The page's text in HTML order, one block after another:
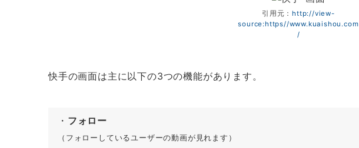
引用元： http://view-
source:https//www.kuaishou.com
/
快手の画面は主に以下の3つの機能があります。
・ フォロー
（フォローしているユーザーの動画が見れます）